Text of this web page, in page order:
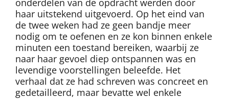
onderdelen van de opdracht werden door
haar uitstekend uitgevoerd. Op het eind van
de twee weken had ze geen bandje meer
nodig om te oefenen en ze kon binnen enkele
minuten een toestand bereiken, waarbij ze
naar haar gevoel diep ontspannen was en
levendige voorstellingen beleefde. Het
verhaal dat ze had schreven was concreet en
gedetailleerd, maar bevatte wel enkele